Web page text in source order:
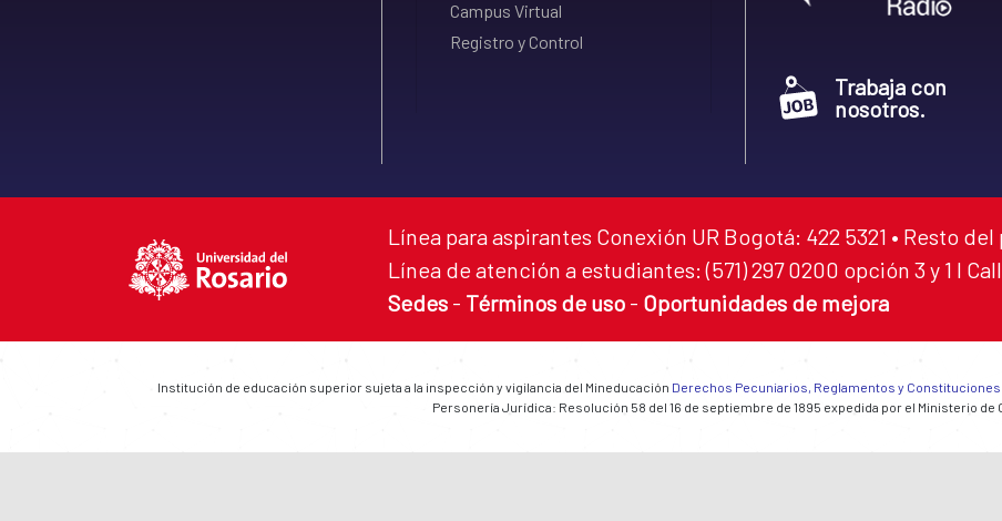
Campus Virtual
Registro y Control
Trabaja con
nosotros.
Línea para aspirantes Conexión UR Bogotá: 422 5321 • Resto del
Línea de atención a estudiantes: (571) 297 0200 opción 3 y 1 I
Sedes - Términos de uso - Oportunidades de mejora
Institución de educación superior sujeta a la inspección y vigilancia del Mineducación Derechos Pecuniarios, Reglamentos y Constituciones
Personería Jurídica: Resolución 58 del 16 de septiembre de 1895 expedida por el Ministerio de